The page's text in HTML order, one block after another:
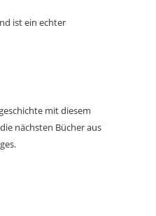
ist ein echter
mit diesem
nächsten Bücher aus